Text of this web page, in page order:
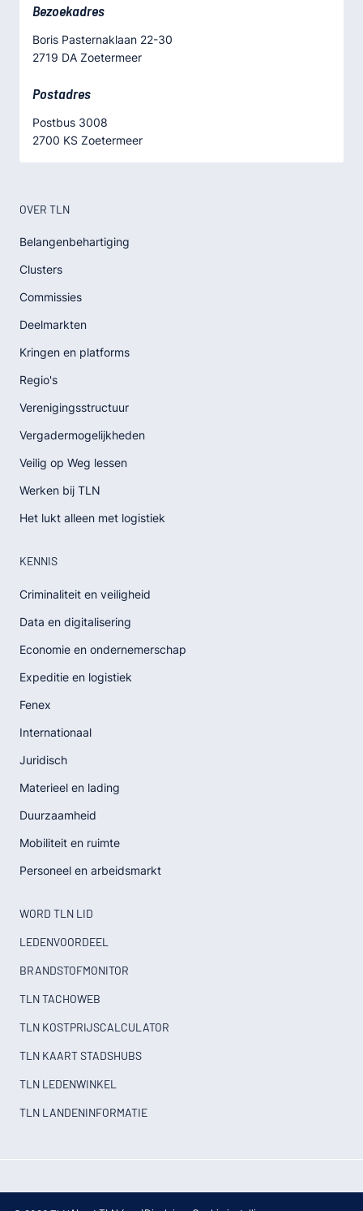
Bezoekadres
Boris Pasternaklaan 22-30
2719 DA Zoetermeer
Postadres
Postbus 3008
2700 KS Zoetermeer
OVER TLN
Belangenbehartiging
Clusters
Commissies
Deelmarkten
Kringen en platforms
Regio's
Verenigingsstructuur
Vergadermogelijkheden
Veilig op Weg lessen
Werken bij TLN
Het lukt alleen met logistiek
KENNIS
Criminaliteit en veiligheid
Data en digitalisering
Economie en ondernemerschap
Expeditie en logistiek
Fenex
Internationaal
Juridisch
Materieel en lading
Duurzaamheid
Mobiliteit en ruimte
Personeel en arbeidsmarkt
WORD TLN LID
LEDENVOORDEEL
BRANDSTOFMONITOR
TLN TACHOWEB
TLN KOSTPRIJSCALCULATOR
TLN KAART STADSHUBS
TLN LEDENWINKEL
TLN LANDENINFORMATIE